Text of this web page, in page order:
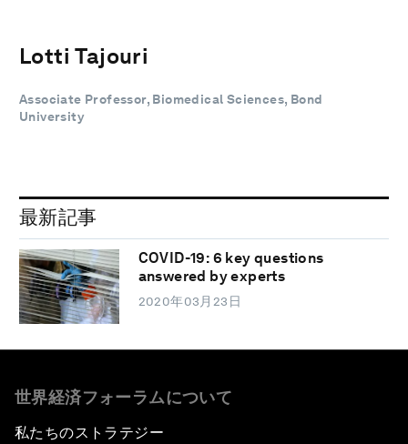
Lotti Tajouri
Associate Professor, Biomedical Sciences, Bond
University
最新記事
COVID-19: 6 key questions
answered by experts
2020年03月23日
世界経済フォーラムについて
私たちのストラテジー